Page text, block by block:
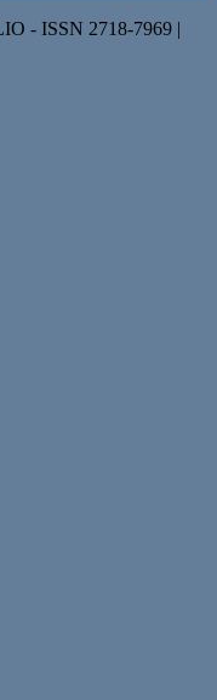
- ISSN 2718-7969 |